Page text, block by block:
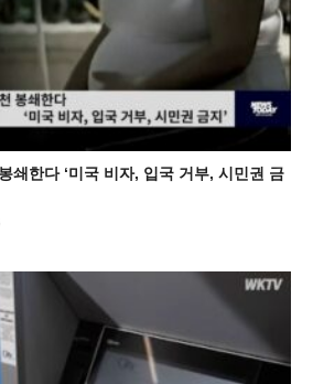
쇄한다 ‘미국 비자, 입국 거부, 시민권 금